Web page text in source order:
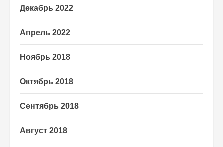
Декабрь 2022
Апрель 2022
Ноябрь 2018
Октябрь 2018
Сентябрь 2018
Август 2018